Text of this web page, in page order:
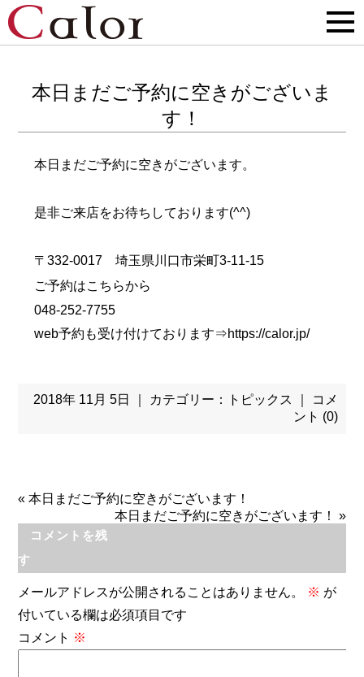
本日まだご予約に空きがございま
す！
本日まだご予約に空きがございます。
是非ご来店をお待ちしております(^^)
〒332-0017 埼玉県川口市栄町3-11-15
ご予約はこちらから
048-252-7755
web予約も受け付けております⇒https://calor.jp/
2018年 11月 5日 ｜ カテゴリー： トピックス
コメ
ント (0)
«本日まだご予約に空きがございます！
本日まだご予約に空きがございます！
»
コメントを残
す
メールアドレスが公開されることはありません。 ※ が
付いている欄は必須項目です
コメント ※